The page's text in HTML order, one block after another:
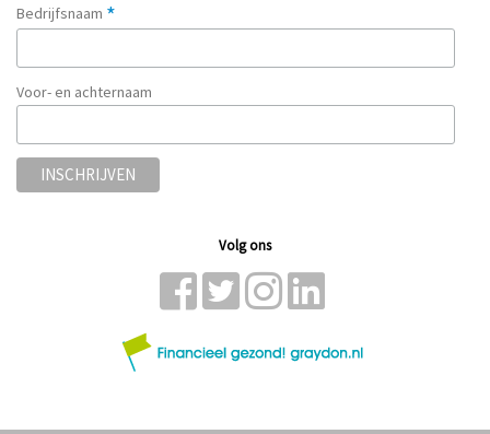
Bedrijfsnaam *
Voor- en achternaam
Volg ons